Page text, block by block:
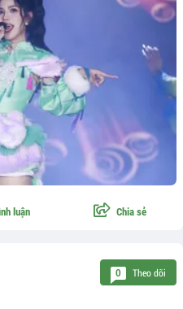
luận Chia sẻ
0 Theo dõi